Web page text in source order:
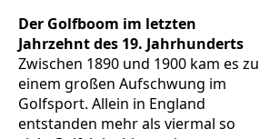
Der Golfboom im letzten
Jahrzehnt des 19. Jahrhunderts
Zwischen 1890 und 1900 kam es zu
einem großen Aufschwung im
Golfsport. Allein in England
entstanden mehr als viermal so